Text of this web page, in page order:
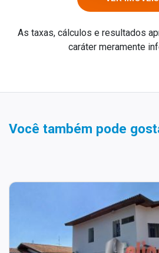
As taxas, cálculos e resultados
caráter meramente
Você também pode